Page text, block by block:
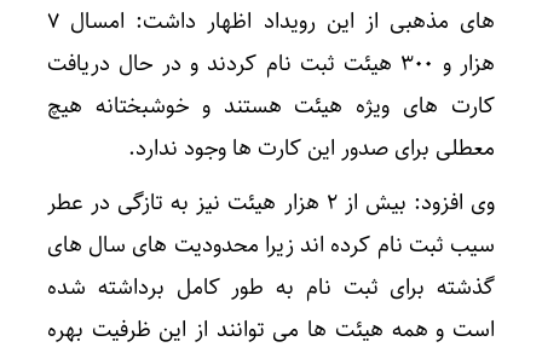
های مذهبی از این رویداد اظهار داشت: امسال ۷
هزار و ۳۰۰ هیئت ثبت نام کردند و در حال دریافت
کارت های ویژه هیئت هستند و خوشبختانه هیچ
معطلی برای صدور این کارت ها وجود ندارد.
وی افزود: بیش از ۲ هزار هیئت نیز به تازگی در عطر
سیب ثبت نام کرده اند زیرا محدودیت های سال های
گذشته برای ثبت نام به طور کامل برداشته شده
است و همه هیئت ها می توانند از این ظرفیت بهره